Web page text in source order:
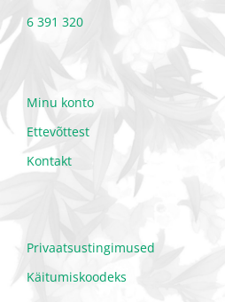
6 391 320
Minu konto
Ettevõttest
Kontakt
Privaatsustingimused
Käitumiskoodeks